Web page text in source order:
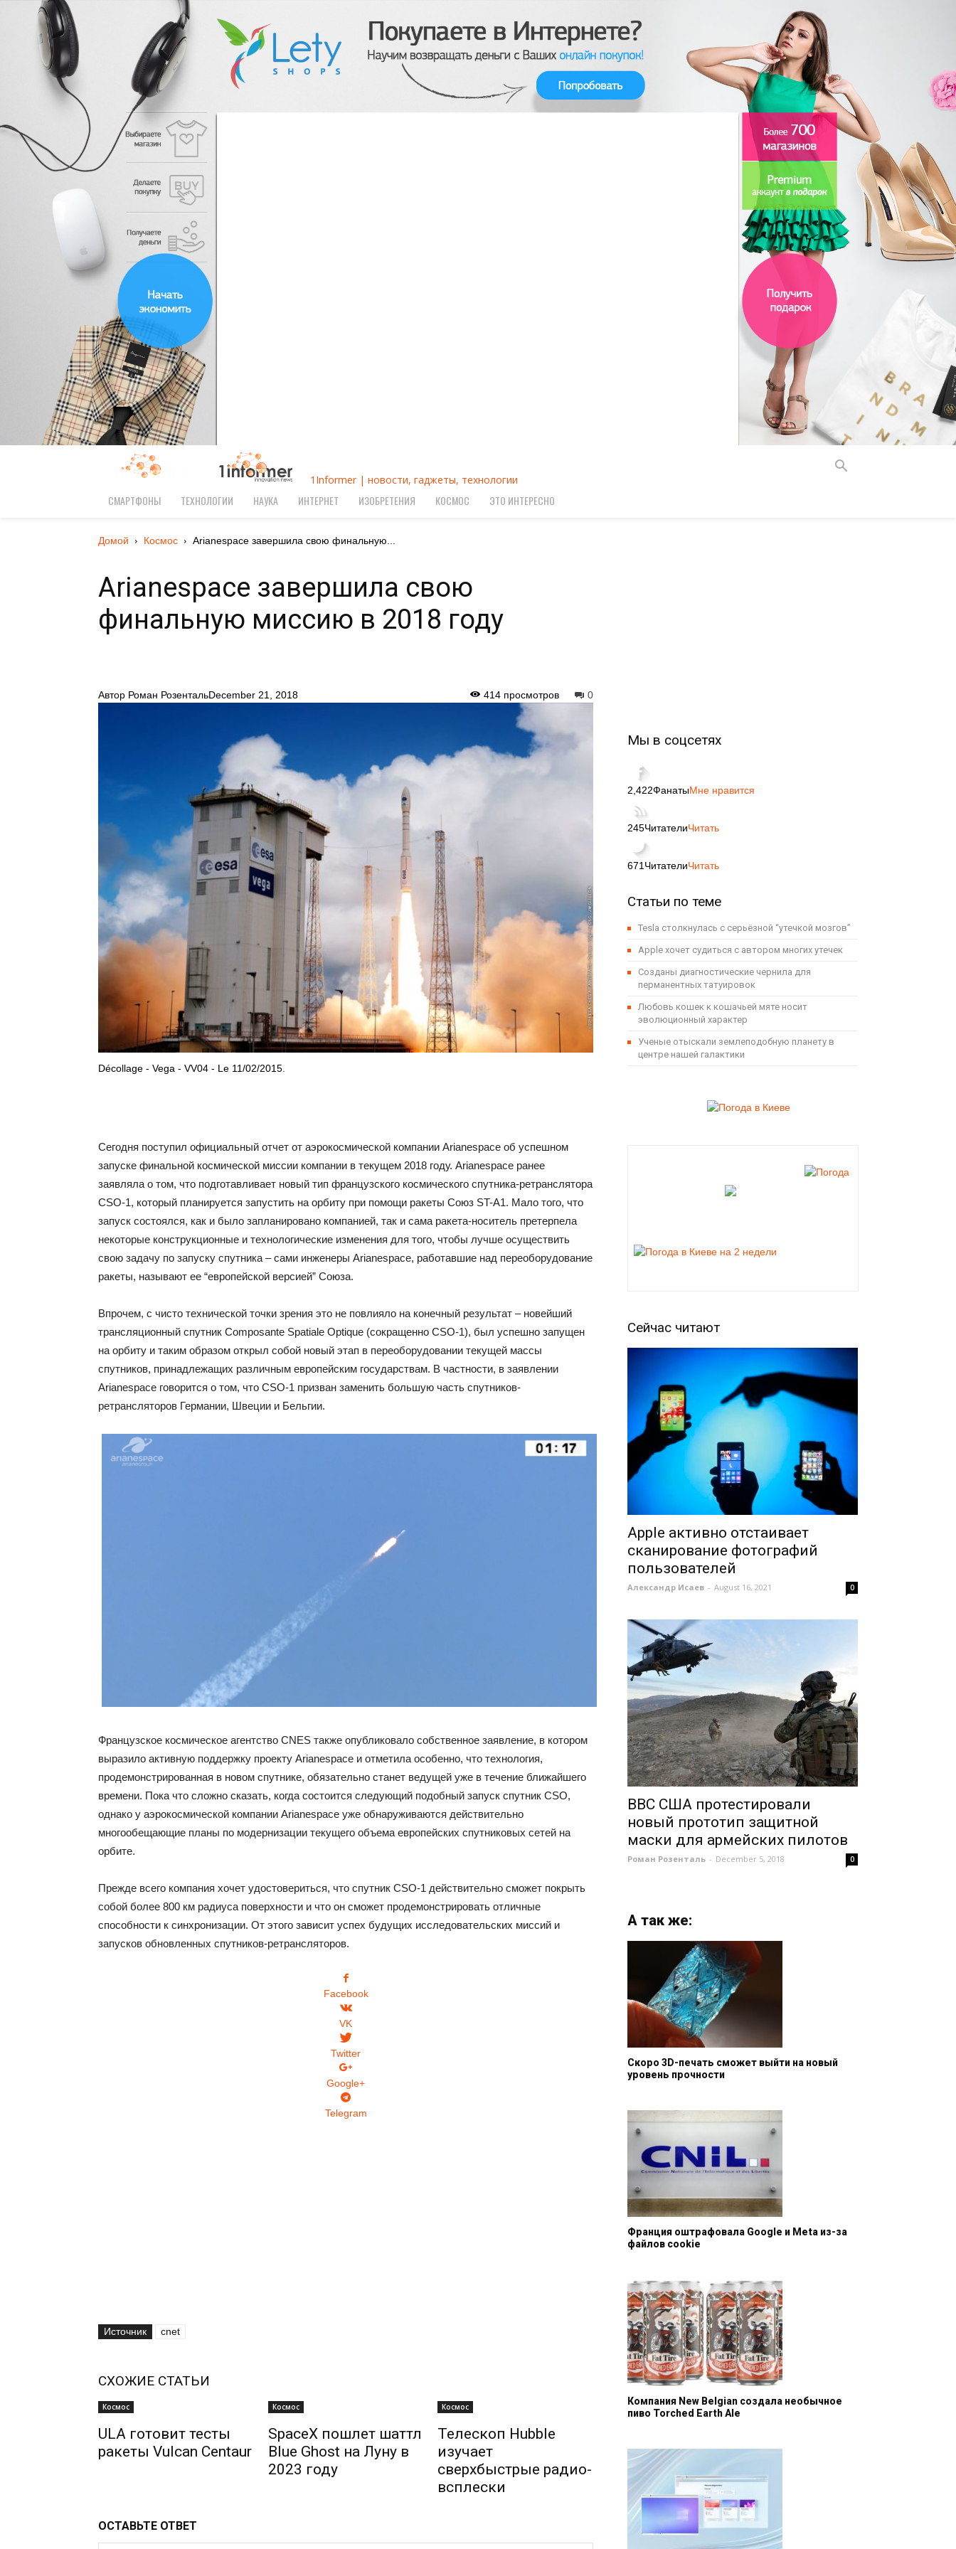
1Informer | новости, гаджеты, технологии
СМАРТФОНЫ ТЕХНОЛОГИИ НАУКА ИНТЕРНЕТ ИЗОБРЕТЕНИЯ КОСМОС ЭТО ИНТЕРЕСНО
Домой Космос Arianespace завершила свою финальную...
Arianespace завершила свою
финальную миссию в 2018 году
Автор Роман РозентальDecember 21, 2018 0
414 просмотров
Décollage - Vega - VV04 - Le 11/02/2015.
Сегодня поступил официальный отчет от аэрокосмической компании Arianespace об успешном
запуске финальной космической миссии компании в текущем 2018 году. Arianespace ранее
заявляла о том, что подготавливает новый тип французского космического спутника-ретранслятора
CSO-1, который планируется запустить на орбиту при помощи ракеты Союз ST-A1. Мало того, что
запуск состоялся, как и было запланировано компанией, так и сама ракета-носитель претерпела
некоторые конструкционные и технологические изменения для того, чтобы лучше осуществить
свою задачу по запуску спутника – сами инженеры Arianespace, работавшие над переоборудование
ракеты, называют ее “европейской версией” Союза.
Впрочем, с чисто технической точки зрения это не повлияло на конечный результат – новейший
трансляционный спутник Composante Spatiale Optique (сокращенно CSO-1), был успешно запущен
на орбиту и таким образом открыл собой новый этап в переоборудовании текущей массы
спутников, принадлежащих различным европейским государствам. В частности, в заявлении
Arianespace говорится о том, что CSO-1 призван заменить большую часть спутников-
ретрансляторов Германии, Швеции и Бельгии.
Французское космическое агентство CNES также опубликовало собственное заявление, в котором
выразило активную поддержку проекту Arianespace и отметила особенно, что технология,
продемонстрированная в новом спутнике, обязательно станет ведущей уже в течение ближайшего
времени. Пока что сложно сказать, когда состоится следующий подобный запуск спутник CSO,
однако у аэрокосмической компании Arianespace уже обнаруживаются действительно
многообещающие планы по модернизации текущего объема европейских спутниковых сетей на
орбите.
Прежде всего компания хочет удостовериться, что спутник CSO-1 действительно сможет покрыть
собой более 800 км радиуса поверхности и что он сможет продемонстрировать отличные
способности к синхронизации. От этого зависит успех будущих исследовательских миссий и
запусков обновленных спутников-ретрансляторов.
Facebook
VK
Twitter
Google+
Telegram
Источник cnet
СХОЖИЕ СТАТЬИ
Космос
ULA готовит тесты
ракеты Vulcan Centaur
Космос
SpaceX пошлет шаттл
Blue Ghost на Луну в
2023 году
Космос
Телескоп Hubble
изучает
сверхбыстрые радио-
всплески
ОСТАВЬТЕ ОТВЕТ
Мы в соцсетях
2,422ФанатыМне нравится
245ЧитателиЧитать
671 ЧитателиЧитать
Статьи по теме
Tesla столкнулась с серьёзной “утечкой мозгов”
Apple хочет судиться с автором многих утечек
Созданы диагностические чернила для
перманентных татуировок
Любовь кошек к кошачьей мяте носит
эволюционный характер
Ученые отыскали землеподобную планету в
центре нашей галактики
Сейчас читают
Apple активно отстаивает
сканирование фотографий
пользователей
Александр Исаев - August 16, 2021 0
ВВС США протестировали
новый прототип защитной
маски для армейских пилотов
Роман Розенталь - December 5, 2018 0
А так же:
Скоро 3D-печать сможет выйти на новый
уровень прочности
Франция оштрафовала Google и Meta из-за
файлов cookie
Компания New Belgian создала необычное
пиво Torched Earth Ale